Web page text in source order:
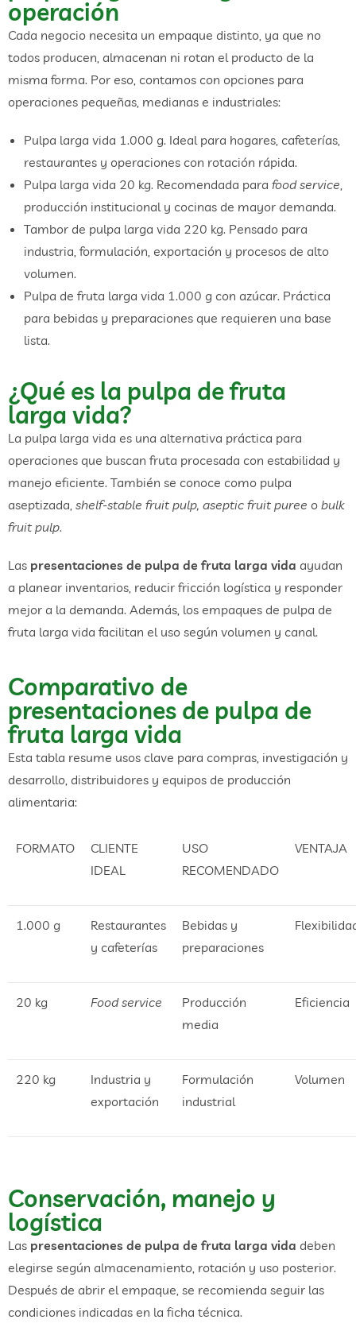
operación
Cada negocio necesita un empaque distinto, ya que no
todos producen, almacenan ni rotan el producto de la
misma forma. Por eso, contamos con opciones para
operaciones pequeñas, medianas e industriales:
Pulpa larga vida 1.000 g. Ideal para hogares, cafeterías,
restaurantes y operaciones con rotación rápida.
Pulpa larga vida 20 kg. Recomendada para food service,
producción institucional y cocinas de mayor demanda.
Tambor de pulpa larga vida 220 kg. Pensado para
industria, formulación, exportación y procesos de alto
volumen.
Pulpa de fruta larga vida 1.000 g con azúcar. Práctica
para bebidas y preparaciones que requieren una base
lista.
¿Qué es la pulpa de fruta
larga vida?
La pulpa larga vida es una alternativa práctica para
operaciones que buscan fruta procesada con estabilidad y
manejo eficiente. También se conoce como pulpa
aseptizada, shelf-stable fruit pulp, aseptic fruit puree o bulk
fruit pulp.
Las presentaciones de pulpa de fruta larga vida ayudan
a planear inventarios, reducir fricción logística y responder
mejor a la demanda. Además, los empaques de pulpa de
fruta larga vida facilitan el uso según volumen y canal.
Comparativo de
presentaciones de pulpa de
fruta larga vida
Esta tabla resume usos clave para compras, investigación y
desarrollo, distribuidores y equipos de producción
alimentaria:
FORMATO
CLIENTE
IDEAL
USO
RECOMENDADO
VENTAJA
1.000 g
Restaurantes
y cafeterías
Bebidas y
preparaciones
20 kg Food service
Producción
media
Eficiencia
220 kg
Industria y
exportación
Formulación
industrial
Volumen
Conservación, manejo y
logística
Las presentaciones de pulpa de fruta larga vida deben
elegirse según almacenamiento, rotación y uso posterior.
Después de abrir el empaque, se recomienda seguir las
condiciones indicadas en la ficha técnica.